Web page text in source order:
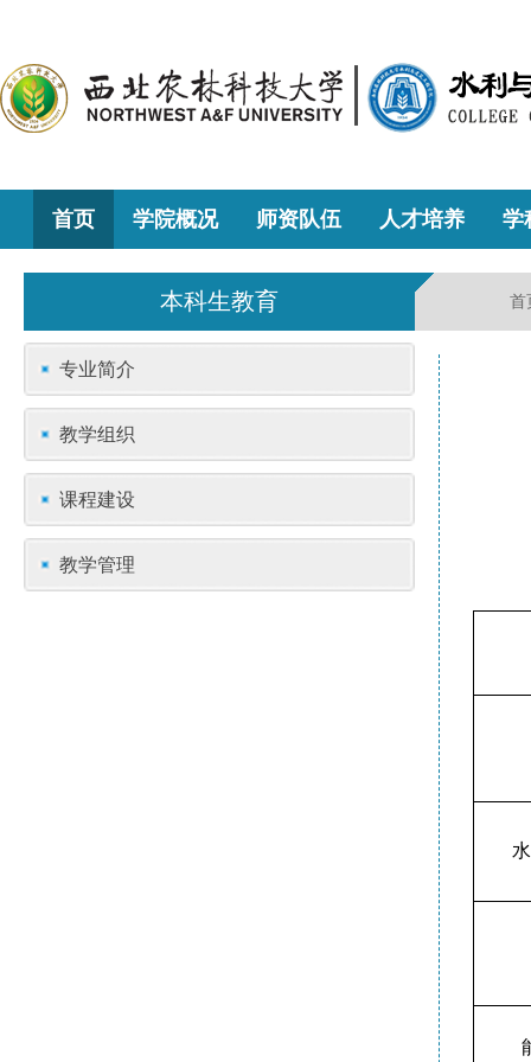
首页 学院概况 师资队伍 人才培养 学
本科生教育 首
专业简介
教学组织
课程建设
教学管理